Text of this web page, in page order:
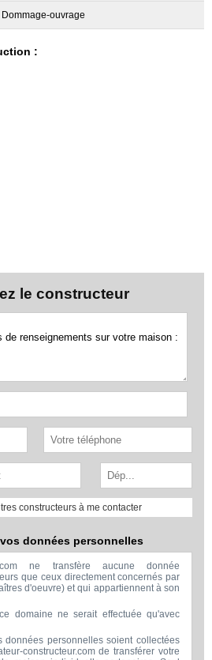
Dommage-ouvrage
:
le constructeur
constructeurs à me contacter
données personnelles
ne transfère aucune donnée
que ceux directement concernés par
d'oeuvre) et qui appartiennent à son
domaine ne serait effectuée qu'avec
personnelles soient collectées
constructeur.com de transférer votre